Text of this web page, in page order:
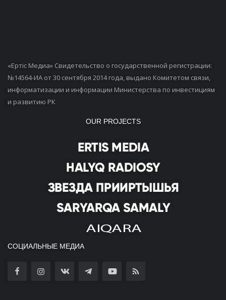
«Ертiс Медиа» Свидетельство о государственной регистрации:
№14564-ИА от 30 сентября 2014 года, выдано Комитетом связи,
информатизации и информации Министерства по инвестициям
и развитию РК
OUR PROJECTS
СОЦИАЛЬНЫЕ МЕДИА